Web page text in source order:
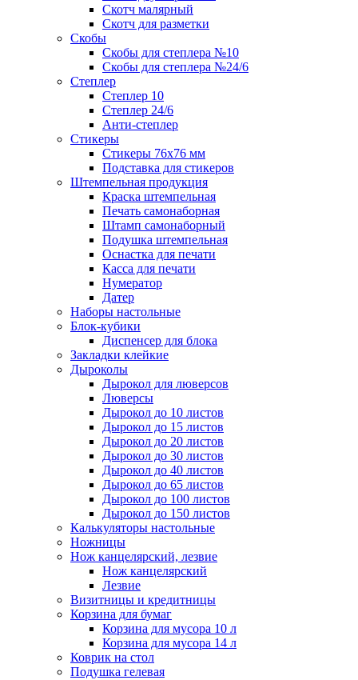
Скотч малярный
Скотч для разметки
Скобы
Скобы для степлера №10
Скобы для степлера №24/6
Степлер
Степлер 10
Степлер 24/6
Анти-степлер
Стикеры
Стикеры 76x76 мм
Подставка для стикеров
Штемпельная продукция
Краска штемпельная
Печать самонаборная
Штамп самонаборный
Подушка штемпельная
Оснастка для печати
Касса для печати
Нумератор
Датер
Наборы настольные
Блок-кубики
Диспенсер для блока
Закладки клейкие
Дыроколы
Дырокол для люверсов
Люверсы
Дырокол до 10 листов
Дырокол до 15 листов
Дырокол до 20 листов
Дырокол до 30 листов
Дырокол до 40 листов
Дырокол до 65 листов
Дырокол до 100 листов
Дырокол до 150 листов
Калькуляторы настольные
Ножницы
Нож канцелярский, лезвие
Нож канцелярский
Лезвие
Визитницы и кредитницы
Корзина для бумаг
Корзина для мусора 10 л
Корзина для мусора 14 л
Коврик на стол
Подушка гелевая